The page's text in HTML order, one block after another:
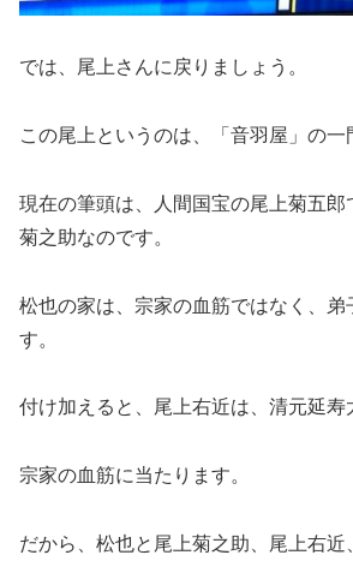
では、尾上さんに戻りましょう。
この尾上というのは、「音羽屋」の一
現在の筆頭は、人間国宝の尾上菊五郎
菊之助なのです。
松也の家は、宗家の血筋ではなく、弟
す。
付け加えると、尾上右近は、清元延寿
宗家の血筋に当たります。
だから、松也と尾上菊之助、尾上右近